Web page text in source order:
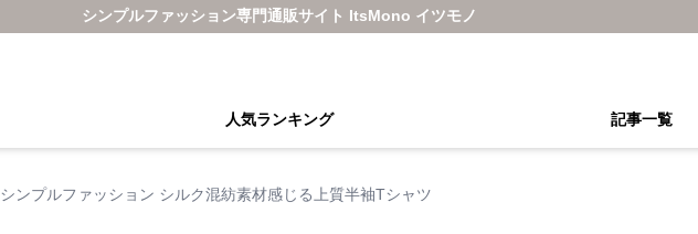
シンプルファッション専門通販サイト ItsMono イツモノ
人気ランキング 記事一覧
シンプルファッション シルク混紡素材感じる上質半袖Tシャツ